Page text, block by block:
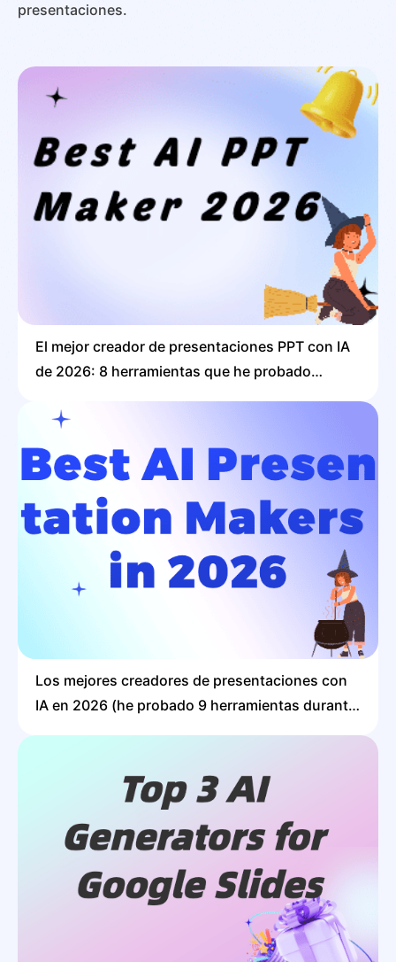
presentaciones.
El mejor creador de presentaciones PPT con IA
de 2026: 8 herramientas que he probado
Los mejores creadores de presentaciones con
IA en 2026 (he probado 9 herramientas durante